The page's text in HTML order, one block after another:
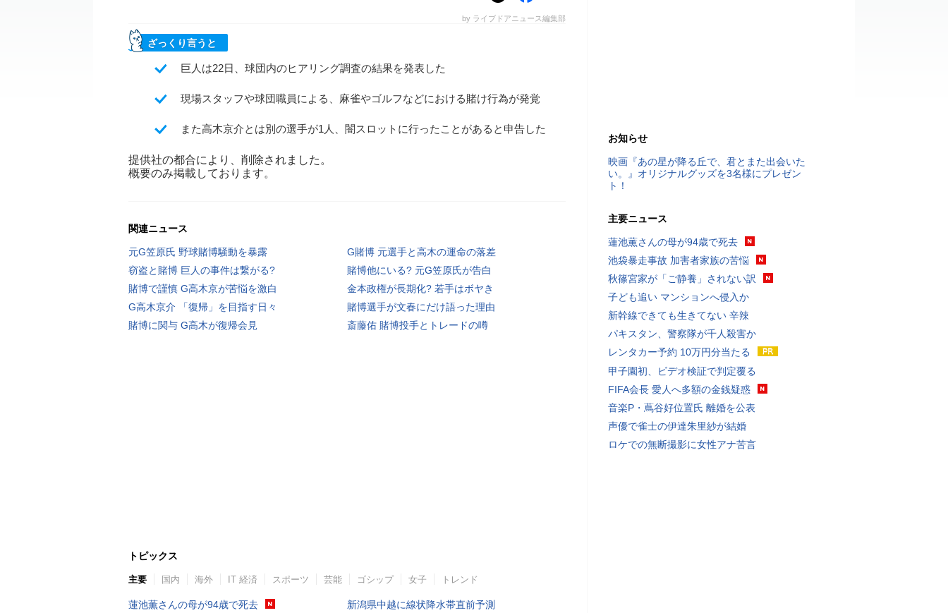
by ライブドアニュース編集部
ざっくり言うと
巨人は22日、球団内のヒアリング調査の結果を発表した
現場スタッフや球団職員による、麻雀やゴルフなどにおける賭け行為が発覚
また高木京介とは別の選手が1人、闇スロットに行ったことがあると申告した
提供社の都合により、削除されました。
概要のみ掲載しております。
関連ニュース
元G笠原氏 野球賭博騒動を暴露
G賭博 元選手と高木の運命の落差
窃盗と賭博 巨人の事件は繋がる?
賭博他にいる? 元G笠原氏が告白
賭博で謹慎 G高木京が苦悩を激白
金本政権が長期化? 若手はボヤき
G高木京介 「復帰」を目指す日々
賭博選手が文春にだけ語った理由
賭博に関与 G高木が復帰会見
斎藤佑 賭博投手とトレードの噂
トピックス
主要 国内 海外 IT 経済 スポーツ 芸能 ゴシップ 女子 トレンド
蓮池薫さんの母が94歳で死去
新潟県中越に線状降水帯直前予測
お知らせ
映画『あの星が降る丘で、君とまた出会いた
い。』オリジナルグッズを3名様にプレゼン
ト！
主要ニュース
蓮池薫さんの母が94歳で死去
池袋暴走事故 加害者家族の苦悩
秋篠宮家が「ご静養」されない訳
子ども追い マンションへ侵入か
新幹線できても生きてない 辛辣
パキスタン、警察隊が千人殺害か
レンタカー予約 10万円分当たる
甲子園初、ビデオ検証で判定覆る
FIFA会長 愛人へ多額の金銭疑惑
音楽P・蔦谷好位置氏 離婚を公表
声優で雀士の伊達朱里紗が結婚
ロケでの無断撮影に女性アナ苦言